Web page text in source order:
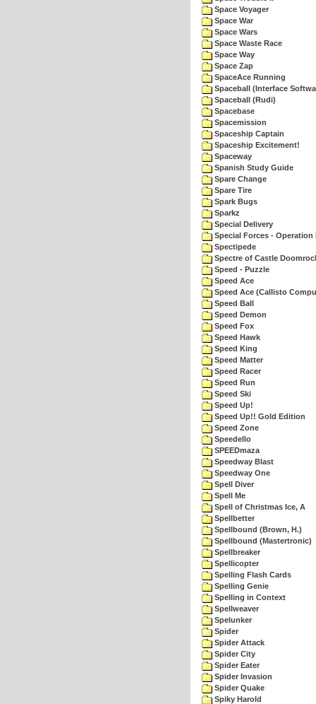
Space Voyager
Space War
Space Wars
Space Waste Race
Space Way
Space Zap
SpaceAce Running
Spaceball (Interface
Spaceball (Rudi)
Spacebase
Spacemission
Spaceship Captain
Spaceship Excitement!
Spaceway
Spanish Study Guide
Spare Change
Spare Tire
Spark Bugs
Sparkz
Special Delivery
Special Forces - Operation
Spectipede
Spectre of Castle
Speed - Puzzle
Speed Ace
Speed Ace (Callisto
Speed Ball
Speed Demon
Speed Fox
Speed Hawk
Speed King
Speed Matter
Speed Racer
Speed Run
Speed Ski
Speed Up!
Speed Up!! Gold Edition
Speed Zone
Speedello
SPEEDmaza
Speedway Blast
Speedway One
Spell Diver
Spell Me
Spell of Christmas Ice, A
Spellbetter
Spellbound (Brown, H.)
Spellbound (Mastertronic)
Spellbreaker
Spellicopter
Spelling Flash Cards
Spelling Genie
Spelling in Context
Spellweaver
Spelunker
Spider
Spider Attack
Spider City
Spider Eater
Spider Invasion
Spider Quake
Spiky Harold